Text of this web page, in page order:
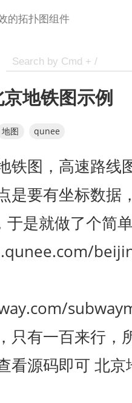
的拓扑图组件
地铁图示例
地图 qunee
铁图，高速路线
是要有坐标数据
是就做了个简
只有一百来行，
看源码即可 北